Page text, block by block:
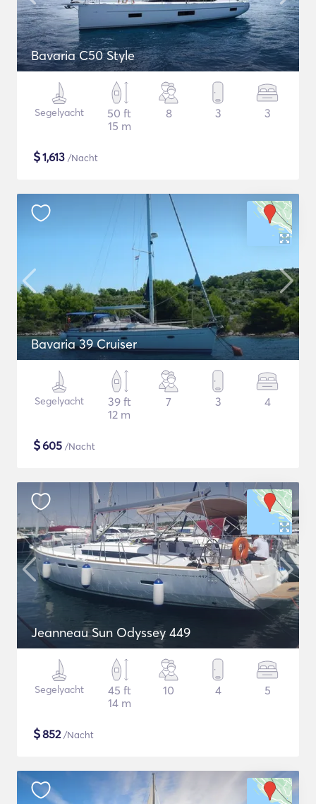
Bavaria C50 Style
Segelyacht
50 ft
15 m
8 3 3
$1,613 /Nacht
Bavaria 39 Cruiser
Segelyacht
39 ft
12 m
7 3 4
$605 /Nacht
Jeanneau Sun Odyssey 449
Segelyacht
45 ft
14 m
10 4 5
$852/Nacht